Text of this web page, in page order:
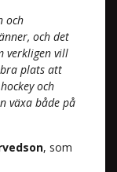
och
och det
verkligen vill
plats att
och
växa både på
, som